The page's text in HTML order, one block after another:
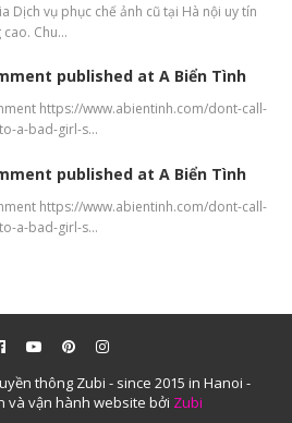
Dịch vụ phục chế ảnh cũ tại Hà nội uy tín
cao. Chu…
published at A Biển Tình
https://www.abientinh.com/dont-call-
a-bad-girl-s…
published at A Biển Tình
https://www.abientinh.com/dont-call-
a-bad-girl-s…
thông Zubi - since 2015 in Hanoi -
và vận hành website bởi Zubi